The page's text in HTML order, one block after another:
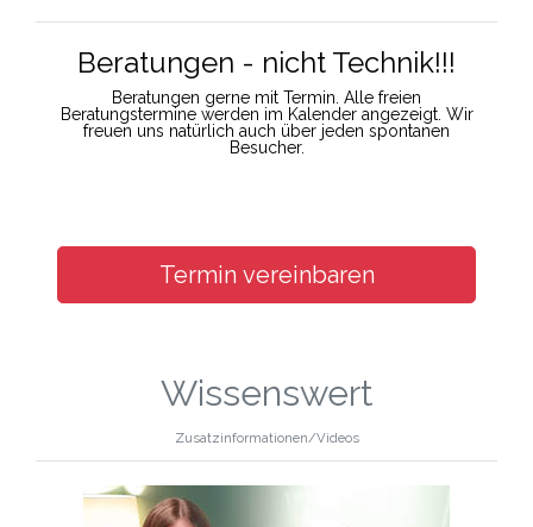
Beratungen - nicht Technik!!!
Beratungen gerne mit Termin. Alle freien
Beratungstermine werden im Kalender angezeigt. Wir
freuen uns natürlich auch über jeden spontanen
Besucher.
Termin vereinbaren
Wissenswert
Zusatzinformationen/Videos